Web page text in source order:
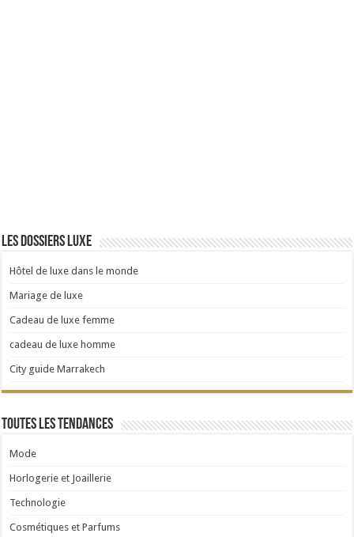
Les dossiers luxe
Hôtel de luxe dans le monde
Mariage de luxe
Cadeau de luxe femme
cadeau de luxe homme
City guide Marrakech
Toutes les tendances
Mode
Horlogerie et Joaillerie
Technologie
Cosmétiques et Parfums